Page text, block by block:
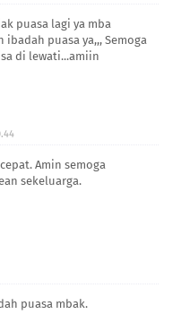
puasa lagi ya mba
puasa ya,,, Semoga
di lewati...amiin
Amin semoga
sekeluarga.
puasa mbak.